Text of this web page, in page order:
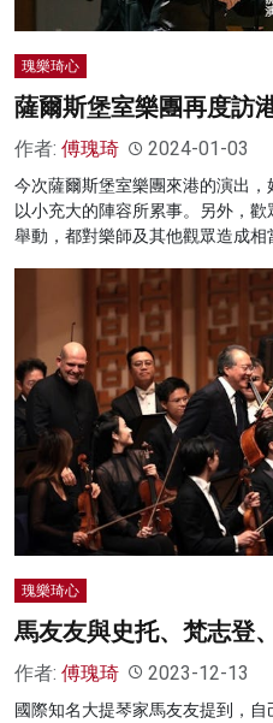
瑰樂琦心
薩爾斯堡室樂團再度訪
作者: 傅瑰琦 2024-01-03
今次薩爾斯堡室樂團來港的演出
以小充大的陣容所累事。另外，
舉動，都對樂師及其他觀眾造成相
瑰樂琦心
馬友友與史托、梵志登
作者: 傅瑰琦 2023-12-13
國際知名大提琴家馬友友提到，